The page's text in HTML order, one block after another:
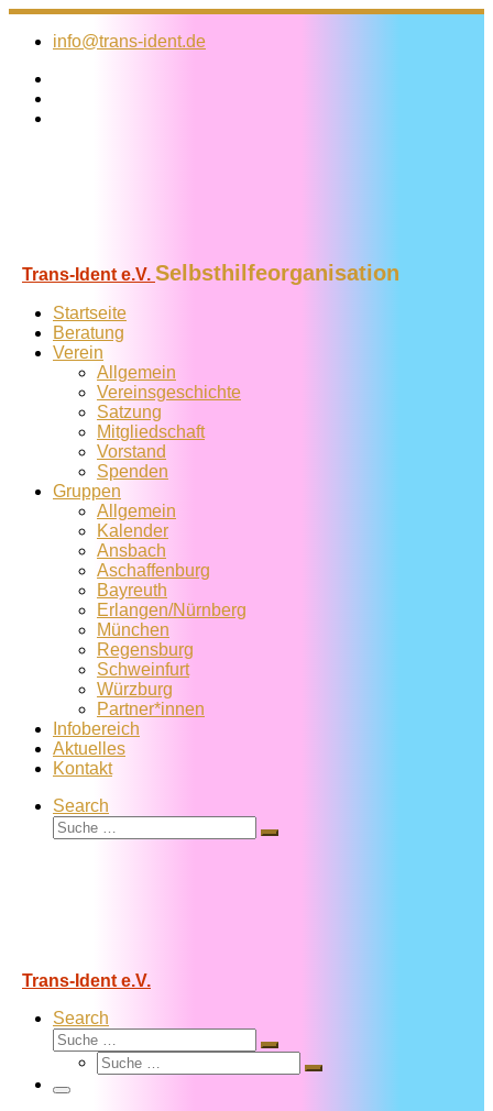
Zum
Inhalt
info@trans-ident.de
Trans-Ident e.V. Selbsthilfeorganisation
Startseite
Beratung
Verein
Allgemein
Vereins­geschichte
Satzung
Mitglied­schaft
Vorstand
Spenden
Gruppen
Allgemein
Kalender
Ansbach
Aschaffenburg
Bayreuth
Erlangen/Nürnberg
München
Regensburg
Schweinfurt
Würzburg
Partner*innen
Infobereich
Aktuelles
Kontakt
Search
Suche
Suche
Trans-Ident e.V.
Search
Suche
Suche
Suche
Suche
Menü